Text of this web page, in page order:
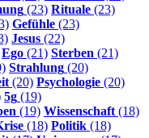
(23) Rituale (23)
Gefühle (23)
Jesus (22)
Ego (21) Sterben (21)
Strahlung (20)
(20) Psychologie (20)
5g (19)
(19) Wissenschaft(18)
(18) Politik (18)